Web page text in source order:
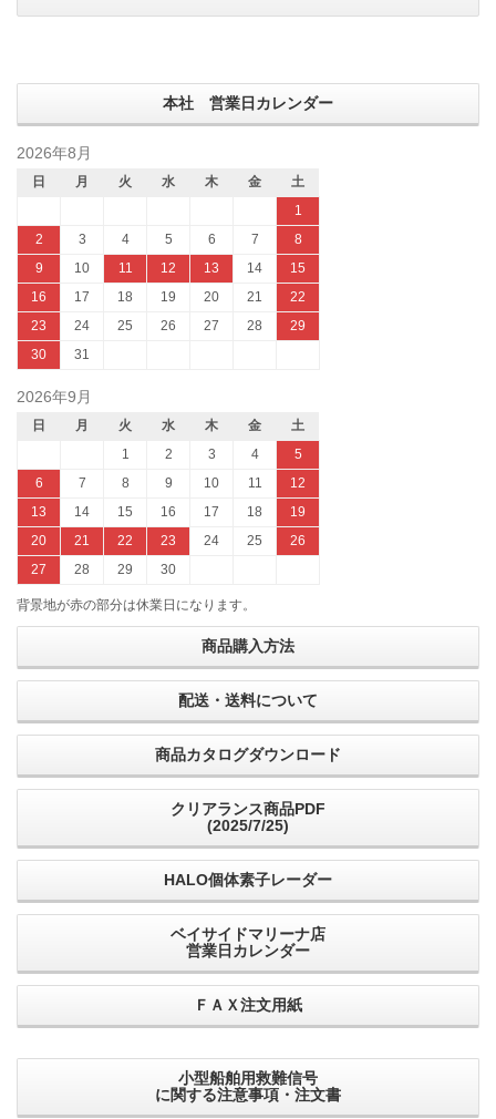
本社 営業日カレンダー
2026年8月
日 月 火 水 木 金
土
1
2
3 4 5 6 7
8
9
10 11 12 13 14
15
16
17 18 19 20 21
22
23
24 25 26 27 28
29
30
31
2026年9月
日 月 火 水 木 金
土
1
2 3 4
5
6
7 8 9 10 11
12
13
14 15 16 17 18
19
20
21 22 23 24 25
26
27
28 29 30
背景地が赤の部分は休業日になります。
商品購入方法
配送・送料について
商品カタログダウンロード
クリアランス商品PDF
(2025/7/25)
HALO個体素子レーダー
ベイサイドマリーナ店
営業日カレンダー
ＦＡＸ注文用紙
小型船舶用救難信号
に関する注意事項・注文書